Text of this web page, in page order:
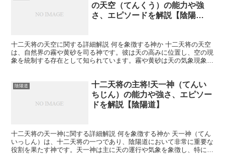
の天空（てんくう）の能力や強
さ、エピソードを解説【陰陽
十二天将の天空に関する詳細解説 何を象徴する神か 十二天将の天空
は、自然界の霧や黄砂を司る神です。彼は天の高みに位置し、空の現
象を統制する存在として知られています。霧や黄砂は天の気象現象で
陰陽道
十二天将の主将!天一神（てんい
ちじん）の能力や強さ、エピソー
ドを解説【陰陽道】
十二天将の天一神に関する詳細解説 何を象徴する神か 天一神（てん
いっしん）は、十二天将の一つであり、陰陽道において非常に重要な
役割を果たす神です。天一神は主に天の運行や気象を象徴し、特に天